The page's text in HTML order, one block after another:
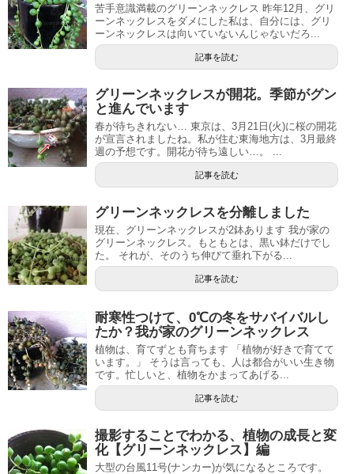
苦手意識満載のグリーンネックレス 昨年12月、グリ
ーンネックレスをダメにした私は、自分には、グリ
ーンネックレスは向いていないんじゃないだろ...
記事を読む
グリーンネックレスが開花。季節がグン
と進んでいます
春が待ちきれない… 東京は、3月21日(火)に桜の開花
が宣言されましたね。私が住む東海地方は、3月最終
週の予想です。開花が待ち遠しい…。 ...
記事を読む
グリーンネックレスを分離しました
現在、グリーンネックレスが2鉢あります 我が家の
グリーンネックレス。もともとは、黒い鉢だけでし
た。 それが、そのうち伸びて垂れ下がる...
記事を読む
耐寒性つけて、0℃の冬をサバイバルし
たか？我が家のグリーンネックレス
植物は、育てずとも育ちます 「植物が好きで育てて
います。」 そうは言っても、人は都合がいい生き物
です。忙しいと、植物をかまってあげる...
記事を読む
撮影することでわかる、植物の成長と変
化【グリーンネックレス】編
大型の台風11号(ナンカー)が気になるところです。